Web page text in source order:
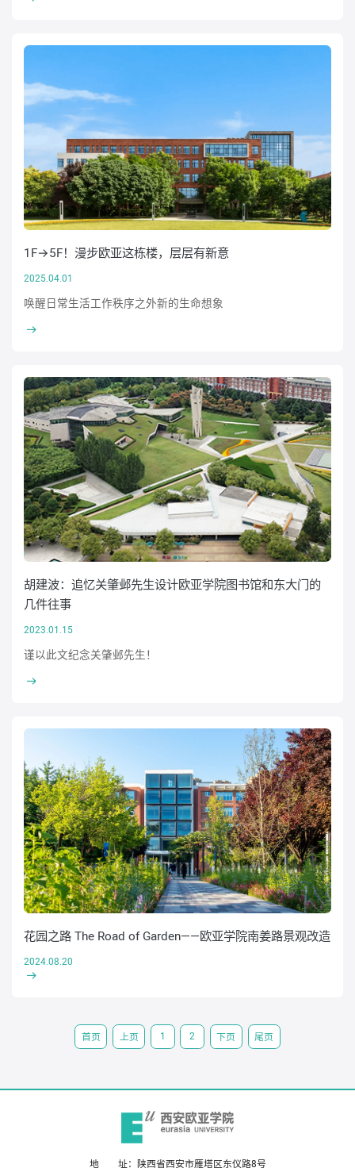
1F→5F！漫步欧亚这栋楼，层层有新意
2025.04.01
唤醒日常生活工作秩序之外新的生命想象
胡建波：追忆关肇邺先生设计欧亚学院图书馆和东大门的
几件往事
2023.01.15
谨以此文纪念关肇邺先生！
花园之路 The Road of Garden——欧亚学院南姜路景观改造
2024.08.20
首页 上页 1 2 下页 尾页
地 址：陕西省西安市雁塔区东仪路8号